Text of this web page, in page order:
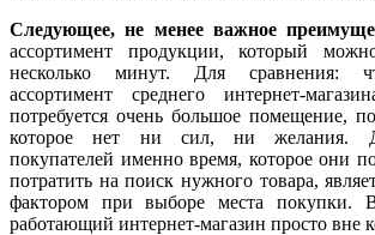
Следующее, не менее важное
ассортимент продукции, который
несколько минут. Для сравнения:
ассортимент среднего интернет-
потребуется очень большое помещение,
которое нет ни сил, ни желания.
покупателей именно время, которое они
потратить на поиск нужного товара,
фактором при выборе места покупки.
работающий интернет-магазин просто вне